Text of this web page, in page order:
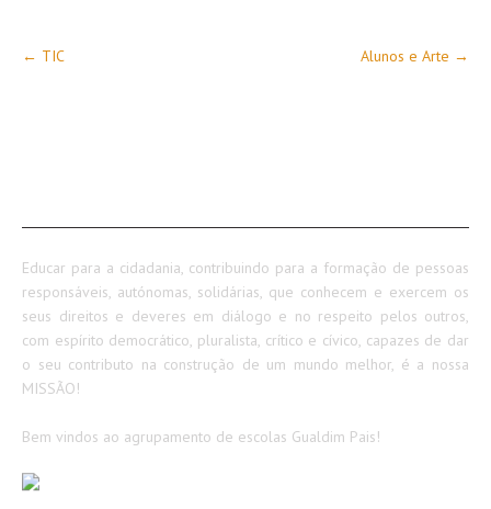
Post
navigation
← TIC Alunos e Arte →
Educar para a cidadania, contribuindo para a formação de pessoas
responsáveis, autónomas, solidárias, que conhecem e exercem os
seus direitos e deveres em diálogo e no respeito pelos outros,
com espírito democrático, pluralista, crítico e cívico, capazes de dar
o seu contributo na construção de um mundo melhor, é a nossa
MISSÃO!
Bem vindos ao agrupamento de escolas Gualdim Pais!